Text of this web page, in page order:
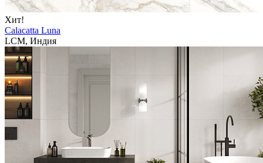
Хит!
Calacatta Luna
LCM, Индия